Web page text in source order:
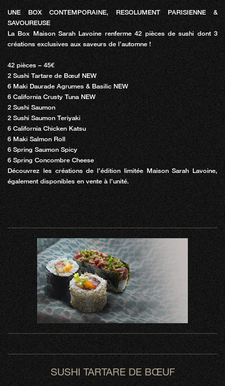
UNE BOX CONTEMPORAINE, RESOLUMENT PARISIENNE &
SAVOUREUSE
La Box Maison Sarah Lavoine renferme 42 pièces de sushi dont 3
créations exclusives aux saveurs de l’automne !
42 pièces – 45€
2 Sushi Tartare de Bœuf NEW
6 Maki Daurade Agrumes & Basilic NEW
6 California Crusty Tuna NEW
2 Sushi Saumon
2 Sushi Saumon Teriyaki
6 California Chicken Katsu
6 Maki Salmon Roll
6 Spring Saumon Spicy
6 Spring Concombre Cheese
Découvrez les créations de l’édition limitée Maison Sarah Lavoine,
également disponibles en vente à l’unité.
SUSHI TARTARE DE BŒUF